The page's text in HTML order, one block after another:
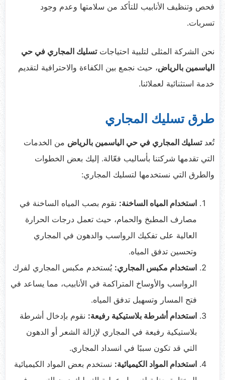
فحص وتنظيف الأنابيب للتأكد من سلامتها وعدم وجود
تسربات.
نحن الشركة المثلى لتلبية احتياجاتتسليك المجاري في حي
الياسمين بالرياض، حيث نجمع بين الكفاءة والاحترافية لتقديم
خدمة استثنائية لعملائنا.
طرق تسليك المجاري
تُعدتسليك المجاري في حي الياسمين بالرياض من الخدمات
التي تقدمها شركتنا بأساليب فعّالة. إليك بعض الخطوات
والطرق التي نستخدمها لتسليك المجاري:
استخدام المياه الساخنة: نقوم بصب المياه الساخنة في
مصارف المطبخ والحمام، حيث تعمل درجات الحرارة
العالية على تفكيك الرواسب والدهون في المجاري
وتحسين تدفق المياه.
استخدام مكبس المجاري: يُستخدم مكبس المجاري لفرك
الرواسب والأوساخ المتراكمة في الأنابيب، مما يساعد في
فتح المسار وتسهيل تدفق المياه.
استخدام أشرطة بلاستيكية رفيعة: نقوم بإدخال أشرطة
بلاستيكية رفيعة في المجاري لإزالة الشعر أو الدهون
التي قد تكون سببًا في انسداد المجاري.
استخدام المواد الكيميائية: نستخدم بعض المواد الكيميائية